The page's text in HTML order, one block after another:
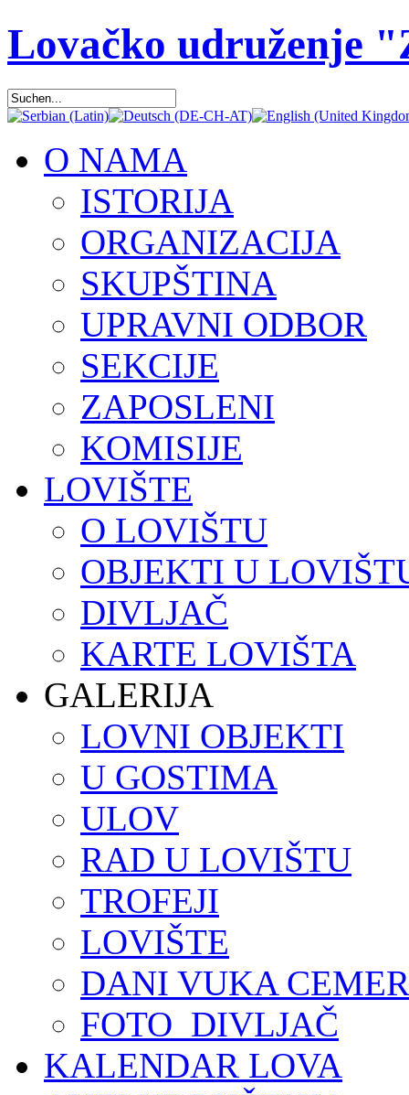
Lovačko udruženje
O NAMA
ISTORIJA
ORGANIZACIJA
SKUPŠTINA
UPRAVNI ODBOR
SEKCIJE
ZAPOSLENI
KOMISIJE
LOVIŠTE
O LOVIŠTU
OBJEKTI U
DIVLJAČ
KARTE LOVIŠTA
GALERIJA
LOVNI OBJEKTI
U GOSTIMA
ULOV
RAD U LOVIŠTU
TROFEJI
LOVIŠTE
DANI VUKA
FOTO_DIVLJAČ
KALENDAR LOVA